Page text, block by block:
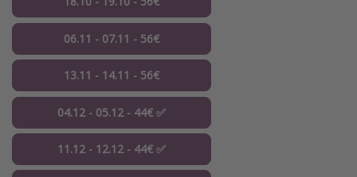
06.11 - 07.11 - 56€
13.11 - 14.11 - 56€
04.12 - 05.12 - 44€ ✅
11.12 - 12.12 - 44€ ✅